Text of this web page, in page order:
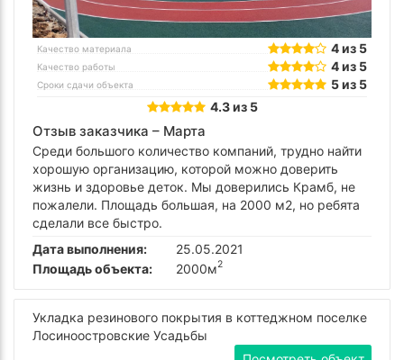
Качество материала 4 из 5
Качество работы 4 из 5
Сроки сдачи объекта
5 из 5
4.3 из 5
Отзыв заказчика – Марта
Среди большого количество компаний, трудно найти
хорошую организацию, которой можно доверить
жизнь и здоровье деток. Мы доверились Крамб, не
пожалели. Площадь большая, на 2000 м2, но ребята
сделали все быстро.
Дата выполнения:
25.05.2021
Площадь объекта:
2000м2
Укладка резинового покрытия в коттеджном поселке
Лосиноостровские Усадьбы